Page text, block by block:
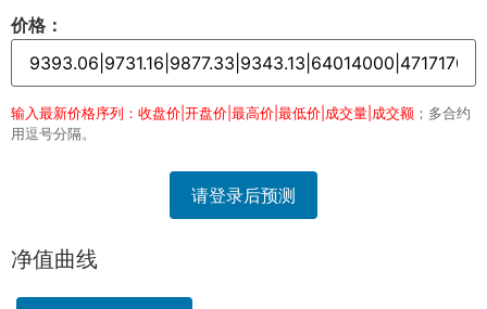
价格：
输入最新价格序列：收盘价|开盘价|最高价|最低价|成交量|成交额 ；多合约
用逗号分隔。
请登录后预测
净值曲线